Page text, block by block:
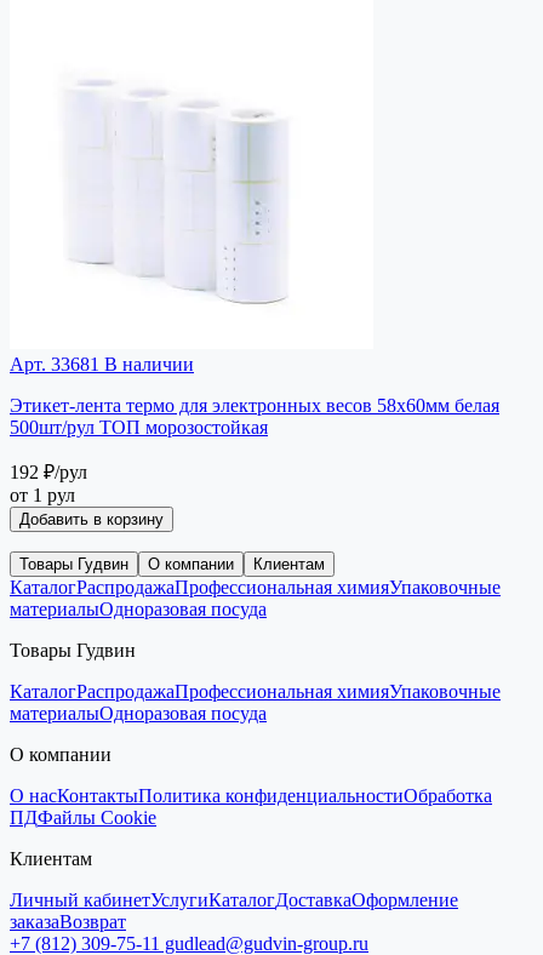
Арт. 33681 В наличии
Этикет-лента термо для электронных весов 58х60мм белая
500шт/рул ТОП морозостойкая
192 ₽/рул
от 1 рул
Добавить в корзину
Товары Гудвин О компании Клиентам
КаталогРаспродажаПрофессиональная химияУпаковочные
материалыОдноразовая посуда
Товары Гудвин
КаталогРаспродажаПрофессиональная химияУпаковочные
материалыОдноразовая посуда
О компании
О насКонтактыПолитика конфиденциальностиОбработка
ПДФайлы Cookie
Клиентам
Личный кабинетУслугиКаталогДоставкаОформление
заказаВозврат
+7 (812) 309-75-11 gudlead@gudvin-group.ru